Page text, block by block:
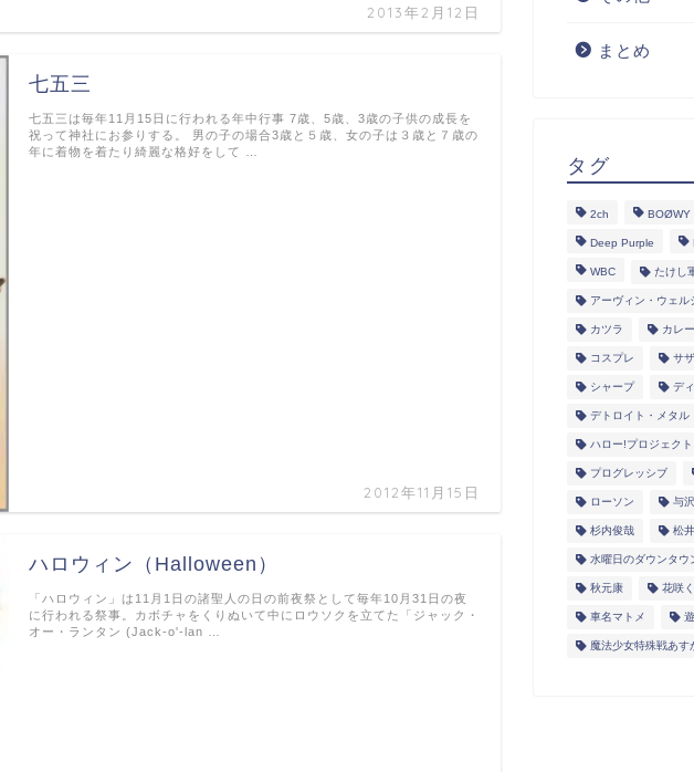
2013年2月12日
七五三
2012年11月15日
七五三は毎年11月15日に行われる年中行事 7歳、5歳、3歳の子供の成長を
祝って神社にお参りする。 男の子の場合3歳と５歳、女の子は３歳と７歳の
年に着物を着たり綺麗な格好をして …
ハロウィン（Halloween）
「ハロウィン」は11月1日の諸聖人の日の前夜祭として毎年10月31日の夜
に行われる祭事。カボチャをくりぬいて中にロウソクを立てた「ジャック・
オー・ランタン (Jack-o'-lan …
まとめ
タグ
2ch BOØWY
Deep Purple
WBC たけし
アーヴィン・ウェル
カツラ カレー
コスプレ サ
シャープ デ
デトロイト・メタル
ハロー!プロジェクト
プログレッシブ
ローソン 与
杉内俊哉 松
水曜日のダウンタウ
秋元康 花咲
車名マトメ
魔法少女特殊戦あす